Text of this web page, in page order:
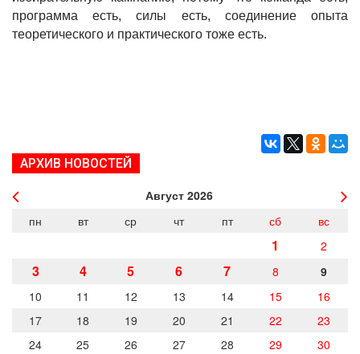
программа есть, силы есть, соединение опыта
теоретического и практического тоже есть.
АРХИВ НОВОСТЕЙ
Август 2026
пн
вт ср чт пт сб вс
1 2
3 4 5 6 7 8
9
10
11 12 13 14 15
16
17
18 19 20 21 22
23
24
25 26 27 28 29
30